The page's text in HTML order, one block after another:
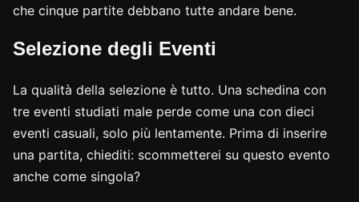
che cinque partite debbano tutte andare bene.
Selezione degli Eventi
La qualità della selezione è tutto. Una schedina con
tre eventi studiati male perde come una con dieci
eventi casuali, solo più lentamente. Prima di inserire
una partita, chiediti: scommetterei su questo evento
anche come singola?